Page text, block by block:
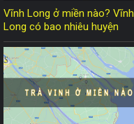
Vĩnh Long ở miền nào? Vĩnh
Long có bao nhiêu huyện